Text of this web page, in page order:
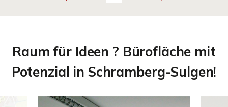
Raum für Ideen ? Bürofläche mit
Potenzial in Schramberg-Sulgen!